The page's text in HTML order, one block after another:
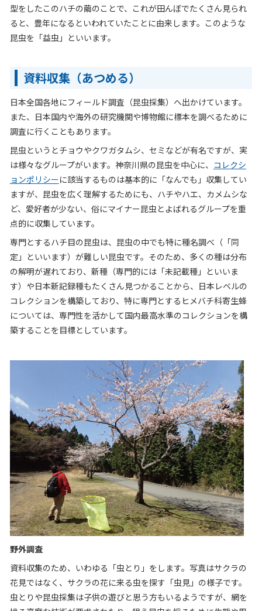
型をしたこのハチの繭のことで、これが田んぼでたくさん見られ
ると、豊年になるといわれていたことに由来します。このような
昆虫を「益虫」といいます。
資料収集（あつめる）
日本全国各地にフィールド調査（昆虫採集）へ出かけています。
また、日本国内や海外の研究機関や博物館に標本を調べるために
調査に行くこともあります。
昆虫というとチョウやクワガタムシ、セミなどが有名ですが、実
は様々なグループがいます。神奈川県の昆虫を中心に、 コレクシ
ョンポリシーに該当するものは基本的に「なんでも」収集してい
ますが、昆虫を広く理解するためにも、ハチやハエ、カメムシな
ど、愛好者が少ない、俗にマイナー昆虫とよばれるグループを重
点的に収集しています。
専門とするハチ目の昆虫は、昆虫の中でも特に種名調べ（「同
定」といいます）が難しい昆虫です。そのため、多くの種は分布
の解明が遅れており、新種（専門的には「未記載種」といいま
す）や日本新記録種もたくさん見つかることから、日本レベルの
コレクションを構築しており、特に専門とするヒメバチ科寄生蜂
については、専門性を活かして国内最高水準のコレクションを構
築することを目標としています。
野外調査
資料収集のため、いわゆる「虫とり」をします。写真はサクラの
花見ではなく、サクラの花に来る虫を探す「虫見」の様子です。
虫とりや昆虫採集は子供の遊びと思う方もいるようですが、網を